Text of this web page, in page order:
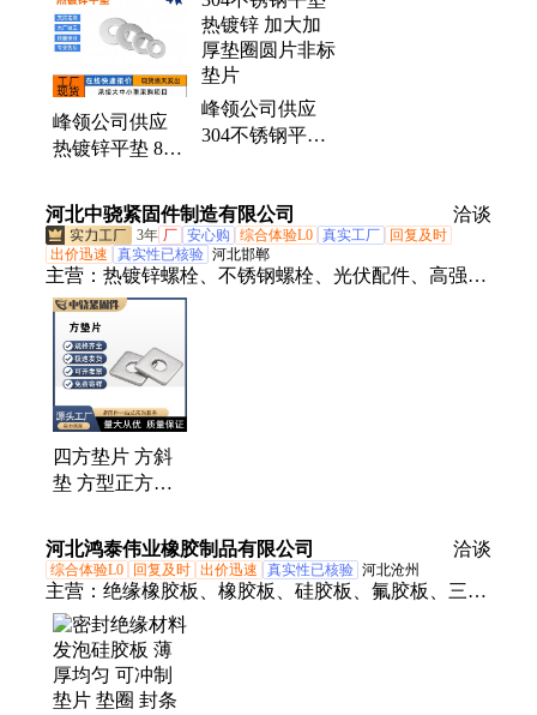
钢支架、钻尾丝
峰领公司供应
热镀锌平垫 8级
光伏配件加大
m10垫圈
峰领公司供应
304不锈钢平垫
垫片
河北中骁紧固件制造有限公司 洽谈
3年 厂 安心购 综合体验L0 真实工厂
回复及时
出价迅速
真实性已核验 河北邯郸
主营： 热镀锌螺栓、不锈钢螺栓、光伏配件、高强度
螺栓
四方垫片 方斜
垫 方型正方形
锌方垫 片可定
制
河北鸿泰伟业橡胶制品有限公司 洽谈
综合体验L0 回复及时 出价迅速 真实性已核验 河北沧州
主营： 绝缘橡胶板、橡胶板、硅胶板、氟胶板、三防
布、pvc软板、橡塑板、防火布、硅酸铝、阻火包、
防火包、四氟板、加布胶板、聚氨酯板、吸音棉、防
火涂料、防火堵料、玻璃棉板、塑料板条、橡塑保温
板、玻璃棉卷毡、环氧树脂板